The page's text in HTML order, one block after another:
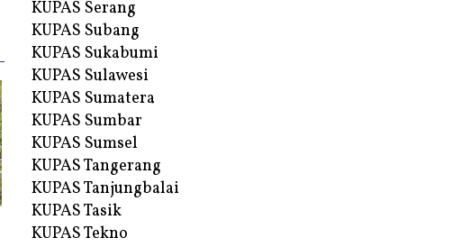
KUPAS Serang
KUPAS Subang
KUPAS Sukabumi
KUPAS Sulawesi
KUPAS Sumatera
KUPAS Sumbar
KUPAS Sumsel
KUPAS Tangerang
KUPAS Tanjungbalai
KUPAS Tasik
KUPAS Tekno